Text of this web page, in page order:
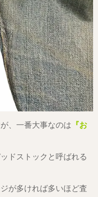
、一番大事なのは 『お
ドストックと呼ばれる
が多ければ多いほど査